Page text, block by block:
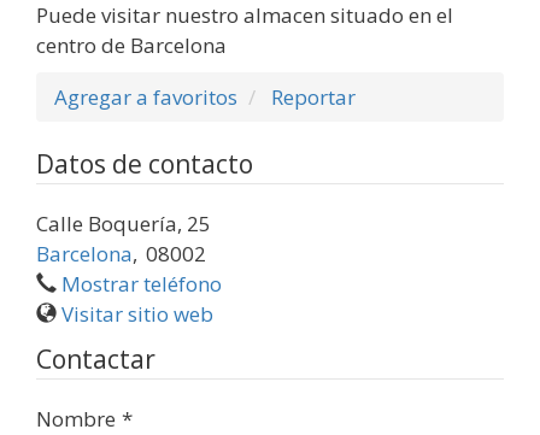
Puede visitar nuestro almacen situado en el
centro de Barcelona
Agregar a favoritos
Reportar
Datos de contacto
Calle Boquería, 25
Barcelona, 08002
Mostrar teléfono
Visitar sitio web
Contactar
Nombre *